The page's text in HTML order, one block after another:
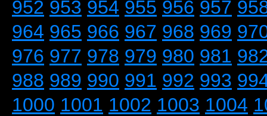
952 953 954 955 956 957
964 965 966 967 968 969
976 977 978 979 980 981
988 989 990 991 992 993
1000 1001 1002 1003 1004